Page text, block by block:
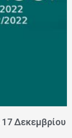
Δεκεμβρίου